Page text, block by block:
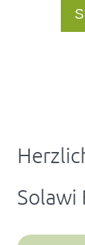
Solawi